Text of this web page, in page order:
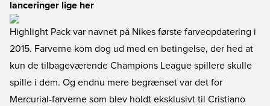
lanceringer lige her
Highlight Pack var navnet på Nikes første farveopdatering i
2015. Farverne kom dog ud med en betingelse, der hed at
kun de tilbageværende Champions League spillere skulle
spille i dem. Og endnu mere begrænset var det for
Mercurial-farverne som blev holdt eksklusivt til Cristiano